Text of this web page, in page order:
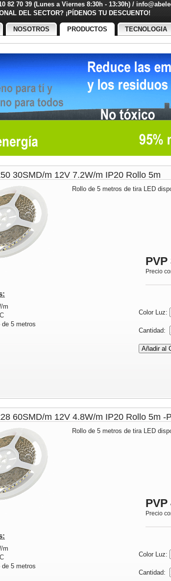
82 70 39 (Lunes a Viernes 8:30h - 13:30h) /
DEL SECTOR? ¡PÍDENOS TU
NOSOTROS PRODUCTOS TECNOLOGIA
30SMD/m 12V 7.2W/m IP20 Rollo 5m
Rollo de 5 metros de tira LED
PVP
Precio
m
de 5 metros
Color Luz:
Cantidad:
60SMD/m 12V 4.8W/m IP20 Rollo 5m -
Rollo de 5 metros de tira LED
PVP
Precio
m
de 5 metros
Color Luz:
Cantidad: